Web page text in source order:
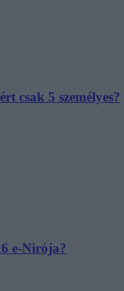
csak 5 személyes?
e-Nirója?